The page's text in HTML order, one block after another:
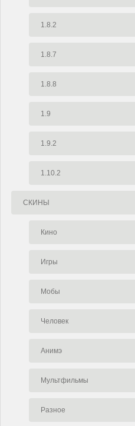
1.8.2
1.8.7
1.8.8
1.9
1.9.2
1.10.2
СКИНЫ
Кино
Игры
Мобы
Человек
Анимэ
Мультфильмы
Разное